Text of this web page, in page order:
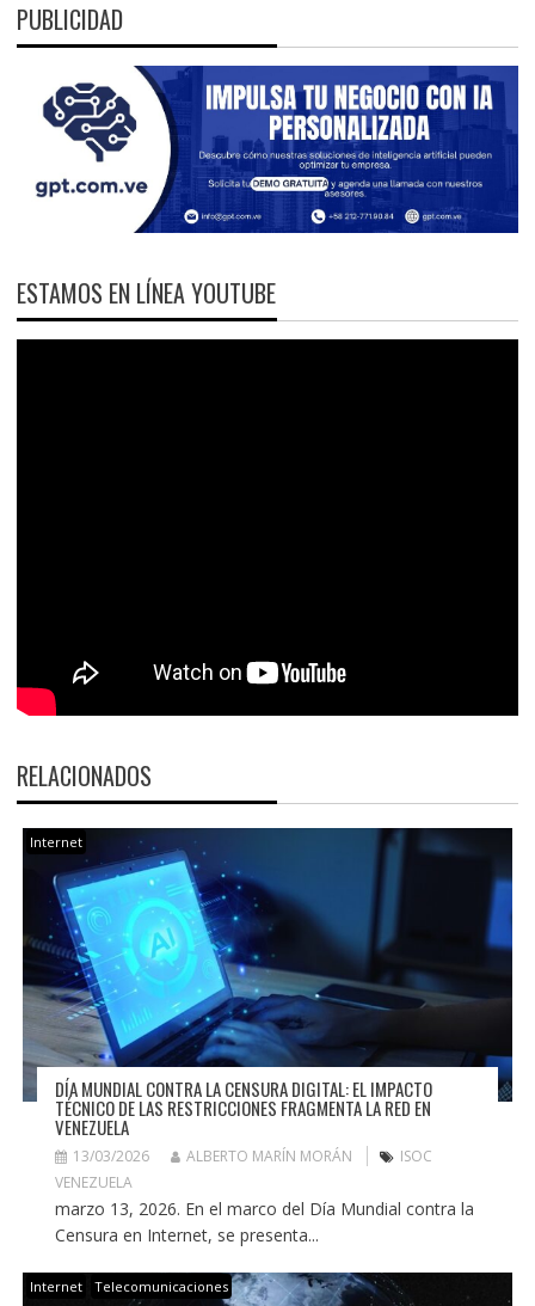
PUBLICIDAD
ESTAMOS EN LÍNEA YOUTUBE
RELACIONADOS
Internet
DÍA MUNDIAL CONTRA LA CENSURA DIGITAL: EL IMPACTO
TÉCNICO DE LAS RESTRICCIONES FRAGMENTA LA RED EN
VENEZUELA
13/03/2026 ALBERTO MARÍN MORÁN
ISOC
VENEZUELA
marzo 13, 2026. En el marco del Día Mundial contra la
Censura en Internet, se presenta...
Internet Telecomunicaciones